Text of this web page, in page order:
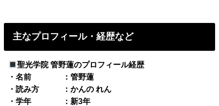
主なプロフィール・経歴など
聖光学院 管野蓮のプロフィール経歴
・名前 ：管野蓮
・読み方 ：かんの れん
・学年 ：新3年